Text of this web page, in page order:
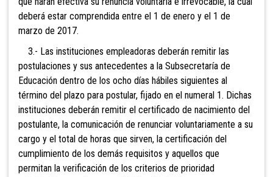
deberá estar comprendida entre el 1 de enero y el 1 de
marzo de 2017.
3.- Las instituciones empleadoras deberán remitir las
postulaciones y sus antecedentes a la Subsecretaría de
Educación dentro de los ocho días hábiles siguientes al
término del plazo para postular, fijado en el numeral 1. Dichas
instituciones deberán remitir el certificado de nacimiento del
postulante, la comunicación de renunciar voluntariamente a su
cargo y el total de horas que sirven, la certificación del
cumplimiento de los demás requisitos y aquellos que
permitan la verificación de los criterios de prioridad